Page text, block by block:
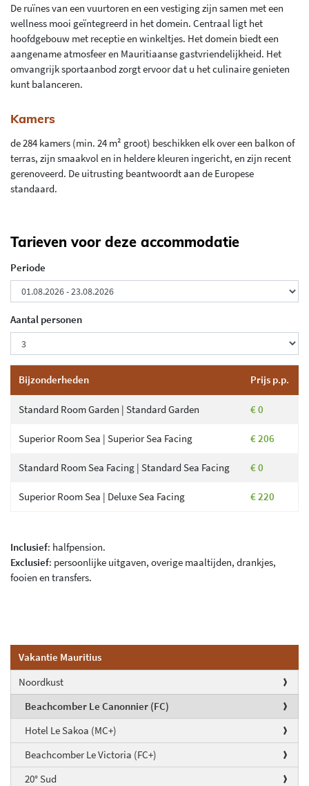
Vakantie Mauritius
Noordkust
Beachcomber Le Canonnier (FC)
Hotel Le Sakoa (MC+)
Beachcomber Le Victoria (FC+)
20° Sud
De ruïnes van een vuurtoren en een vestiging zijn samen met een
wellness mooi geïntegreerd in het domein. Centraal ligt het
hoofdgebouw met receptie en winkeltjes. Het domein biedt een
aangename atmosfeer en Mauritiaanse gastvriendelijkheid. Het
omvangrijk sportaanbod zorgt ervoor dat u het culinaire genieten
kunt balanceren.
Kamers
de 284 kamers (min. 24 m² groot) beschikken elk over een balkon of
terras, zijn smaakvol en in heldere kleuren ingericht, en zijn recent
gerenoveerd. De uitrusting beantwoordt aan de Europese
standaard.
Tarieven voor deze accommodatie
Periode
Aantal personen
Bijzonderheden Prijs p.p.
Standard Room Garden | Standard Garden € 0
Superior Room Sea | Superior Sea Facing € 206
Standard Room Sea Facing | Standard Sea Facing € 0
Superior Room Sea | Deluxe Sea Facing € 220
Inclusief: halfpension.
Exclusief: persoonlijke uitgaven, overige maaltijden, drankjes,
fooien en transfers.